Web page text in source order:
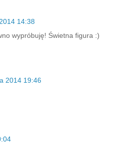
14:38
wypróbuję! Świetna figura :)
2014 19:46